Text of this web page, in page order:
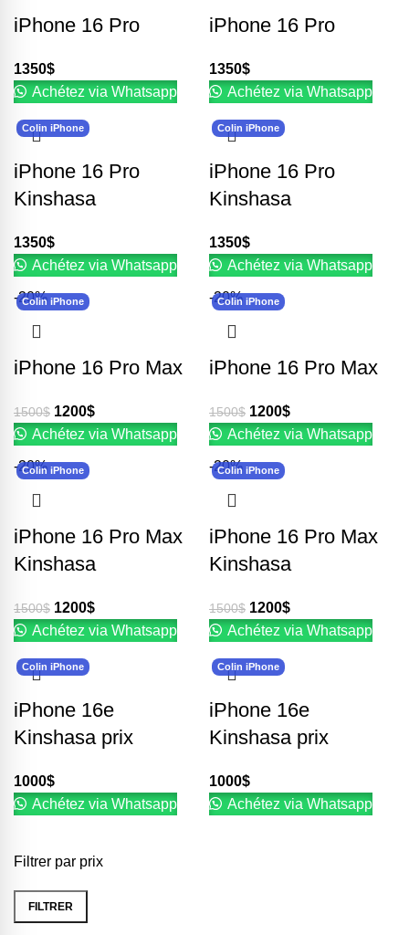
Filtrer par prix
FILTRER
iPhone 16 Pro
1350$
Achétez via Whatsapp
iPhone 16 Pro
1350$
Achétez via Whatsapp
Colin iPhone
iPhone 16 Pro
Kinshasa
1350$
Achétez via Whatsapp
Colin iPhone
iPhone 16 Pro
Kinshasa
1350$
Achétez via Whatsapp
Colin iPhone
-20%
iPhone 16 Pro Max
1500$ 1200$
Achétez via Whatsapp
Colin iPhone
-20%
iPhone 16 Pro Max
1500$ 1200$
Achétez via Whatsapp
Colin iPhone
-20%
iPhone 16 Pro Max
Kinshasa
1500$ 1200$
Achétez via Whatsapp
Colin iPhone
-20%
iPhone 16 Pro Max
Kinshasa
1500$ 1200$
Achétez via Whatsapp
Colin iPhone
iPhone 16e
Kinshasa prix
1000$
Achétez via Whatsapp
Colin iPhone
iPhone 16e
Kinshasa prix
1000$
Achétez via Whatsapp